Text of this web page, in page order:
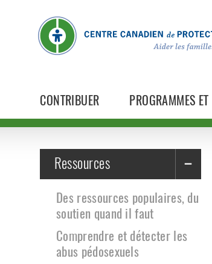
CONTRIBUER PROGRAMMES
Ressources
Des ressources populaires, du
soutien quand il faut
Comprendre et détecter les
abus pédosexuels